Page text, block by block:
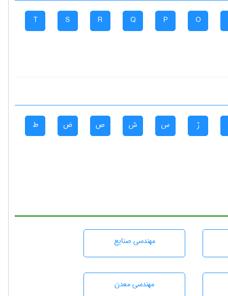
O
P
Q
R
S
T
ژ س ش ص ض ط
مهندسی صنايع
مهندسی معدن